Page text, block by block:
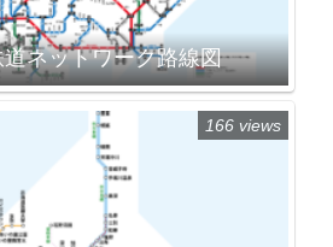
ネットワーク路線図
166 views